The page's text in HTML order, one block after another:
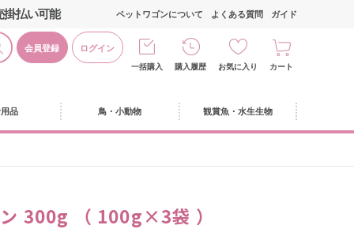
掛払い可能
会員登録 ログイン
ペットワゴンについて よくある質問 ガイド
一括購入 購入履歴 お気に入り カート
品 鳥・小動物 観賞魚・水生生物
300g （ 100g×3袋 ）